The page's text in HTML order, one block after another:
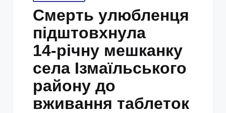
in
Смерть улюбленця
підштовхнула
14‑річну мешканку
села Ізмаїльського
району до
вживання таблеток